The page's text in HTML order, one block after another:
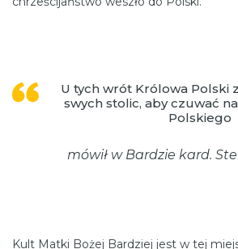
U tych wrót Królowa Polski
swych stolic, aby czuwać
Polskiego
mówił w Bardzie kard.
Kult Matki Bożej Bardziej jest w tej